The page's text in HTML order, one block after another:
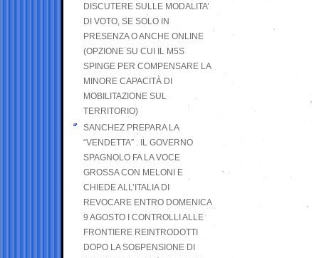
DISCUTERE SULLE MODALITA’
DI VOTO, SE SOLO IN
PRESENZA O ANCHE ONLINE
(OPZIONE SU CUI IL M5S
SPINGE PER COMPENSARE LA
MINORE CAPACITÀ DI
MOBILITAZIONE SUL
TERRITORIO)
SANCHEZ PREPARA LA
“VENDETTA” . IL GOVERNO
SPAGNOLO FA LA VOCE
GROSSA CON MELONI E
CHIEDE ALL’ITALIA DI
REVOCARE ENTRO DOMENICA
9 AGOSTO I CONTROLLI ALLE
FRONTIERE REINTRODOTTI
DOPO LA SOSPENSIONE DI